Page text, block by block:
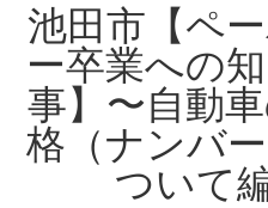
池田市【ペ
ー卒業への
事】〜自動
格（ナンバ
ついて